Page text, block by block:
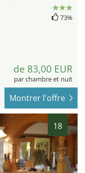
73%
de 83,00 EUR
par chambre et nuit
Montrer l'offre
18